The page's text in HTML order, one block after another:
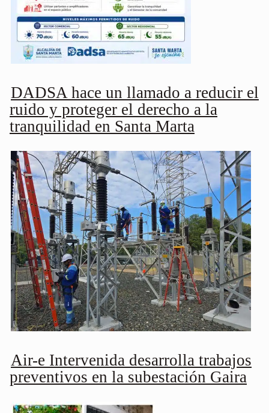
DADSA hace un llamado a reducir el
ruido y proteger el derecho a la
tranquilidad en Santa Marta
Air-e Intervenida desarrolla trabajos
preventivos en la subestación Gaira